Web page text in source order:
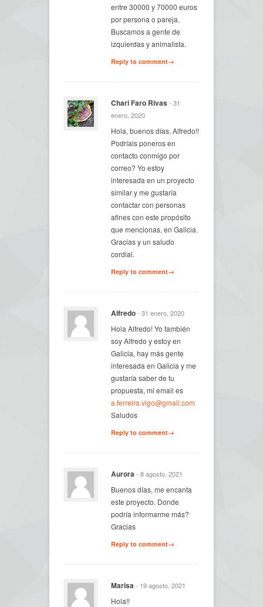
entre 30000 y 70000 euros
por persona o pareja.
Buscamos a gente de
izquierdas y animalista.
Reply to comment→
Chari Faro Rivas - 31
enero, 2020
Hola, buenos días, Alfredo!!
Podríais poneros en
contacto conmigo por
correo? Yo estoy
interesada en un proyecto
similar y me gustaría
contactar con personas
afines con este propósito
que mencionas, en Galicia.
Gracias y un saludo
cordial.
Reply to comment→
Alfredo- 31 enero, 2020
Hola Alfredo! Yo también
soy Alfredo y estoy en
Galicia, hay más gente
interesada en Galicia y me
gustaría saber de tu
propuesta, mi email es
a.ferreira.vigo@gmail.com
Saludos
Reply to comment→
Aurora- 8 agosto, 2021
Buenos días, me encanta
este proyecto. Donde
podría informarme más?
Gracias
Reply to comment→
Marisa- 19 agosto, 2021
Hola!!